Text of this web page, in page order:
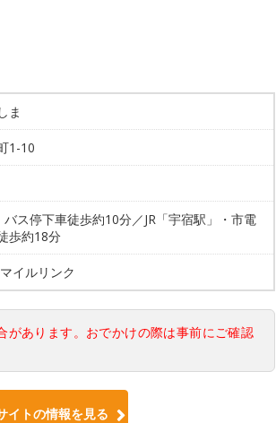
ま
1-10
ス停下車徒歩約10分／JR「宇宿駅」・市電
歩約18分
イルリンク
あります。おでかけの際は事前にご確認
イトの情報を見る